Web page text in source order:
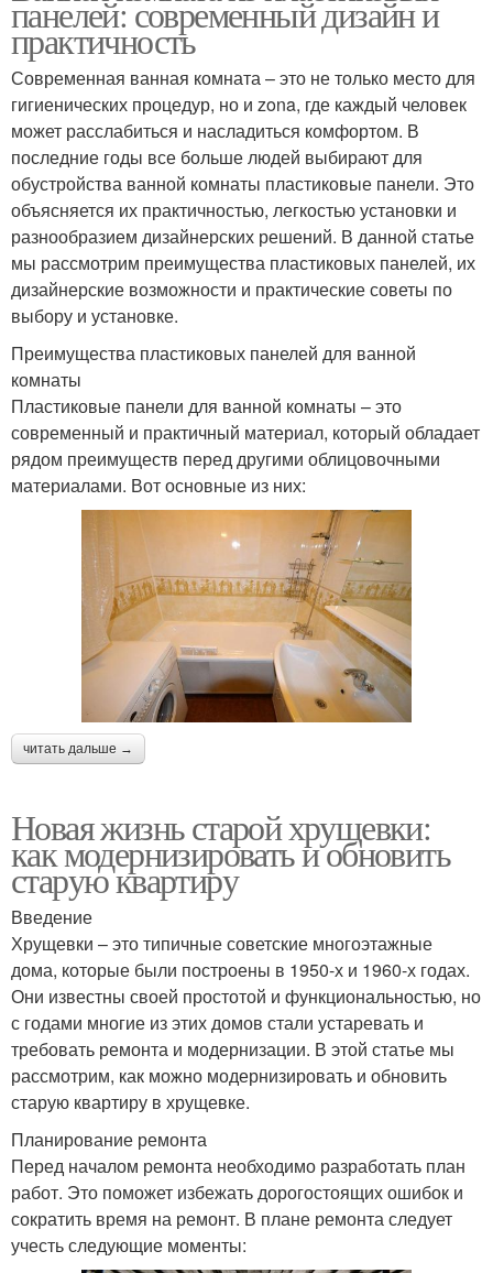
панелей: современный дизайн и
практичность
Современная ванная комната – это не только место для
гигиенических процедур, но и zona, где каждый человек
может расслабиться и насладиться комфортом. В
последние годы все больше людей выбирают для
обустройства ванной комнаты пластиковые панели. Это
объясняется их практичностью, легкостью установки и
разнообразием дизайнерских решений. В данной статье
мы рассмотрим преимущества пластиковых панелей, их
дизайнерские возможности и практические советы по
выбору и установке.
Преимущества пластиковых панелей для ванной
комнаты
Пластиковые панели для ванной комнаты – это
современный и практичный материал, который обладает
рядом преимуществ перед другими облицовочными
материалами. Вот основные из них:
читать дальше →
Новая жизнь старой хрущевки:
как модернизировать и обновить
старую квартиру
Введение
Хрущевки – это типичные советские многоэтажные
дома, которые были построены в 1950-х и 1960-х годах.
Они известны своей простотой и функциональностью, но
с годами многие из этих домов стали устаревать и
требовать ремонта и модернизации. В этой статье мы
рассмотрим, как можно модернизировать и обновить
старую квартиру в хрущевке.
Планирование ремонта
Перед началом ремонта необходимо разработать план
работ. Это поможет избежать дорогостоящих ошибок и
сократить время на ремонт. В плане ремонта следует
учесть следующие моменты: